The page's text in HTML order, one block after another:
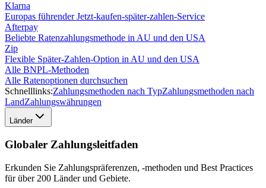
Klarna
Europas führender Jetzt-kaufen-später-zahlen-Service
Afterpay
Beliebte Ratenzahlungsmethode in AU und den USA
Zip
Flexible Später-Zahlen-Option in AU und den USA
Alle BNPL-Methoden
Alle Ratenoptionen durchsuchen
Schnelllinks:Zahlungsmethoden nach TypZahlungsmethoden nach
LandZahlungswährungen
Länder
Globaler Zahlungsleitfaden
Erkunden Sie Zahlungspräferenzen, -methoden und Best Practices
für über 200 Länder und Gebiete.